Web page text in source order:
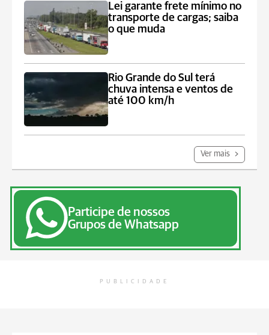
Lei garante frete mínimo no
transporte de cargas; saiba
o que muda
Rio Grande do Sul terá
chuva intensa e ventos de
até 100 km/h
Ver mais
Participe de nossos
Grupos de Whatsapp
PUBLICIDADE